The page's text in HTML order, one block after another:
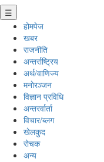
☰
होमपेज
खबर
राजनीति
अन्तर्राष्ट्रिय
अर्थ/वाणिज्य
मनाेरञ्जन
विज्ञान प्रविधि
अन्तरर्वार्ता
विचार/ब्लग
खेलकुद
रोचक
अन्य